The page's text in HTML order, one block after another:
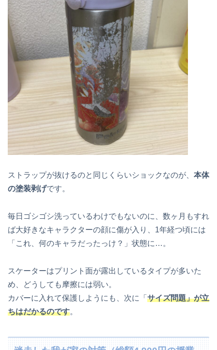
ストラップが抜けるのと同じくらいショックなのが、 本体
の塗装剥げです。
毎日ゴシゴシ洗っているわけでもないのに、数ヶ月もすれ
ば大好きなキャラクターの顔に傷が入り、1年経つ頃には
「これ、何のキャラだったっけ？」状態に…。
スケーターはプリント面が露出しているタイプが多いた
め、どうしても摩擦には弱い。
カバーに入れて保護しようにも、次に「 サイズ問題」が立
ちはだかるのです。